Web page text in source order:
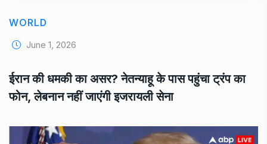
WORLD
June 1, 2026
ईरान की धमकी का असर? नेतन्याहू के पास पहुंचा ट्रंप का
फोन, लेबनान नहीं जाएंगी इजरायली सेना